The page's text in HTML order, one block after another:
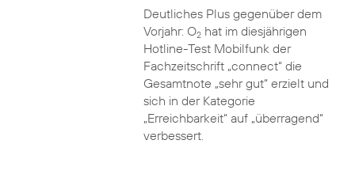
Deutliches Plus gegenüber dem
Vorjahr: O2hat im diesjährigen
Hotline-Test Mobilfunk der
Fachzeitschrift „connect“ die
Gesamtnote „sehr gut“ erzielt und
sich in der Kategorie
„Erreichbarkeit“ auf „überragend“
verbessert.